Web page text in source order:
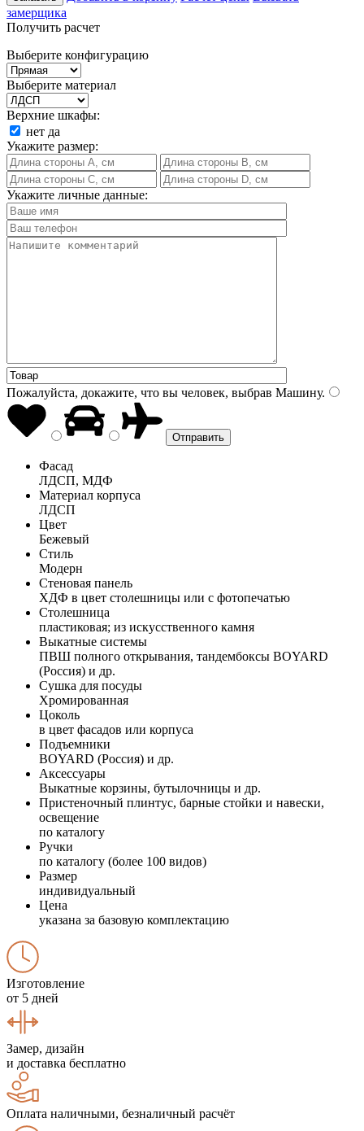
замерщика
Получить расчет
Выберите конфигурацию
Выберите материал
Верхние шкафы:
нет да
Укажите размер:
Укажите личные данные:
Пожалуйста, докажите, что вы человек, выбрав Машину.
Фасад
ЛДСП, МДФ
Материал корпуса
ЛДСП
Цвет
Бежевый
Стиль
Модерн
Стеновая панель
ХДФ в цвет столешницы или с фотопечатью
Столешница
пластиковая; из искусственного камня
Выкатные системы
ПВШ полного открывания, тандембоксы BOYARD
(Россия) и др.
Сушка для посуды
Хромированная
Цоколь
в цвет фасадов или корпуса
Подъемники
BOYARD (Россия) и др.
Аксессуары
Выкатные корзины, бутылочницы и др.
Пристеночный плинтус, барные стойки и навески,
освещение
по каталогу
Ручки
по каталогу (более 100 видов)
Размер
индивидуальный
Цена
указана за базовую комплектацию
Изготовление
от 5 дней
Замер, дизайн
и доставка бесплатно
Оплата наличными, безналичный расчёт